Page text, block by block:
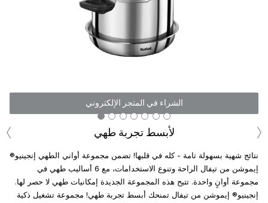
‹ ›
الشراء في المتجر الإلكتروني
لأبسط تجربة طهي
نتائج شهية بسهولة تامة - كله في قلبها! تضمن مجموعة أواني الطهي إنجينيو®
إيموشن من تيفال الراحة وتنوع الاستخدامات، مع 6 أساليب طهي في
مجموعة أوانٍ واحدة. تتيح هذه المجموعة الجديدة إمكانيات طهي لا حصر لها.
إنجينيو® إيموشن من تيفال تمنحك أبسط تجربة طهي! مجموعة تشغيل ذكية